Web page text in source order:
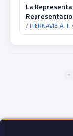
La
/ PIERNAVIEJA, J.